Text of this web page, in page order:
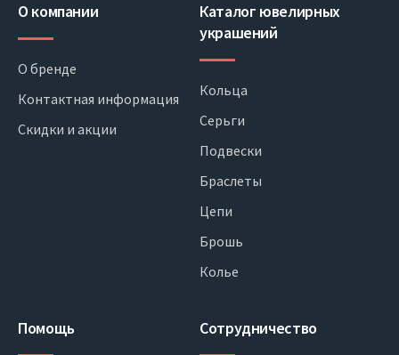
О компании
О бренде
Контактная информация
Скидки и акции
Каталог ювелирных
украшений
Кольца
Серьги
Подвески
Браслеты
Цепи
Брошь
Колье
Помощь Сотрудничество